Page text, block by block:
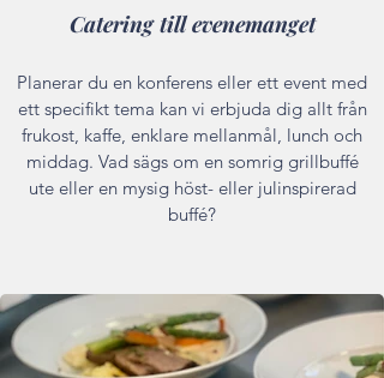
Catering till evenemanget
Planerar du en konferens eller ett event med
ett specifikt tema kan vi erbjuda dig allt från
frukost, kaffe, enklare mellanmål, lunch och
middag. Vad sägs om en somrig grillbuffé
ute eller en mysig höst- eller julinspirerad
buffé?